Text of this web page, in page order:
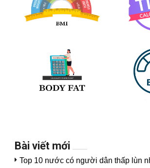
Bài viết mới
Top 10 nước có người dân thấp lùn